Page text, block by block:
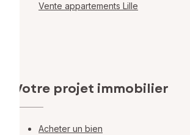
Vente appartements Lille
Votre projet immobilier
Acheter un bien